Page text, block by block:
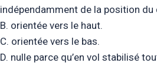
indépendamment de la position du
B. orientée vers le haut.
C. orientée vers le bas.
D. nulle parce qu’en vol stabilisé